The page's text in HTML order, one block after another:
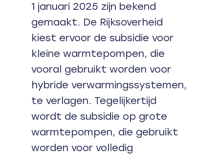
1 januari 2025 zijn bekend
gemaakt. De Rijksoverheid
kiest ervoor de subsidie voor
kleine warmtepompen, die
vooral gebruikt worden voor
hybride verwarmingssystemen,
te verlagen. Tegelijkertijd
wordt de subsidie op grote
warmtepompen, die gebruikt
worden voor volledig